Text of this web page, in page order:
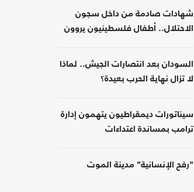
شهادات صادمة من داخل سجون
الاحتلال.. أطفال فلسطينيون يروون
السودان بعد انتصارات الجيش.. لماذا
لا تزال نهاية الحرب بعيدة؟
سيناتورات ديمقراطيون يتهمون إدارة
ترامب بمساندة اعتداءات
"رفح الإنسانية" مدينة الموت